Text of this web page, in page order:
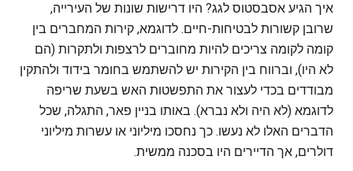
איך הגיע אסבסטוס לגג? היו דרישות שונות של העירייה,
שרובן קשורות לבטיחות-חיים. לדוגמא, קירות המחברים בין
קומה לקומה צריכים להיות מחוברים לרצפות ולתקרות (הם
לא היו), וברווח בין הקירות יש להשתמש בחומר בידוד ולהתקין
מבודדים בכדי לעצור את התפשטות האש בשעת שריפה
לדוגמא (לא היה ולא נברא). באותו בניין פאר, התגלה, שכל
הדברים האלו לא נעשו. כך נחסכו מיליוני או עשרות מיליוני
דולרים, אך הדיירים היו בסכנה ממשית.